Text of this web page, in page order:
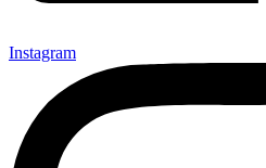
Instagram